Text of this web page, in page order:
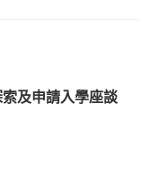
及申請入學座談